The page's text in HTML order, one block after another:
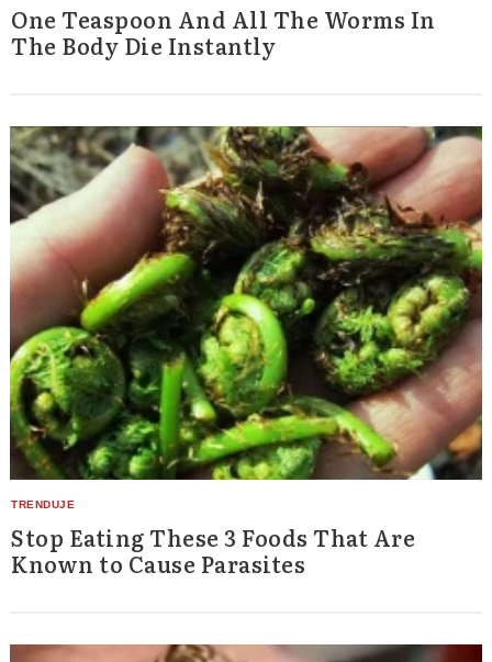
One Teaspoon And All The Worms In
The Body Die Instantly
Stop Eating These 3 Foods That Are
Known to Cause Parasites